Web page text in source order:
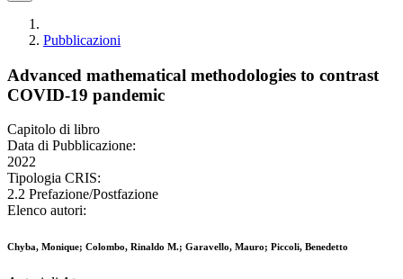
Pubblicazioni
Advanced mathematical methodologies to contrast
COVID-19 pandemic
Capitolo di libro
Data di Pubblicazione:
2022
Tipologia CRIS:
2.2 Prefazione/Postfazione
Elenco autori:
Chyba, Monique; Colombo, Rinaldo M.; Garavello, Mauro; Piccoli, Benedetto